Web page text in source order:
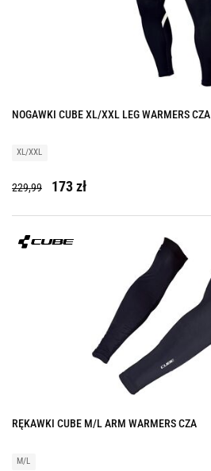
NOGAWKI CUBE XL/XXL LEG WARMERS CZA
XL/XXL
229,99 173 zł
RĘKAWKI CUBE M/L ARM WARMERS CZA
M/L